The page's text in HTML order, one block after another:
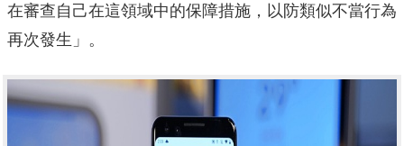
在審查自己在這領域中的保障措施，以防類似不當行為
再次發生」。